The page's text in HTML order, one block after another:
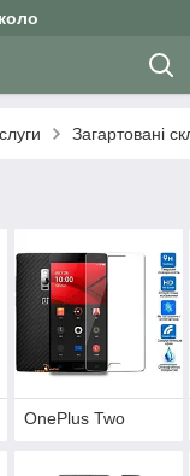
Загартовані
OnePlus Two